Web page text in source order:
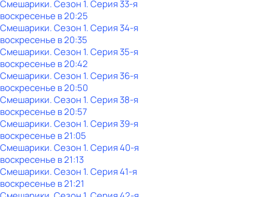
Смешарики. Сезон 1. Серия 33-я
воскресенье в20:25
Смешарики. Сезон 1. Серия 34-я
воскресенье в20:35
Смешарики. Сезон 1. Серия 35-я
воскресенье в20:42
Смешарики. Сезон 1. Серия 36-я
воскресенье в20:50
Смешарики. Сезон 1. Серия 38-я
воскресенье в20:57
Смешарики. Сезон 1. Серия 39-я
воскресенье в21:05
Смешарики. Сезон 1. Серия 40-я
воскресенье в21:13
Смешарики. Сезон 1. Серия 41-я
воскресенье в21:21